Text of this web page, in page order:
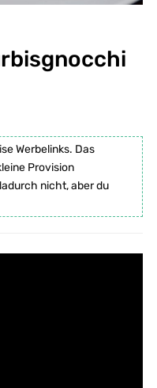
Werbelinks. Das
Provision
nicht, aber du